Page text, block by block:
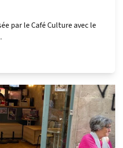
par le Café Culture avec le